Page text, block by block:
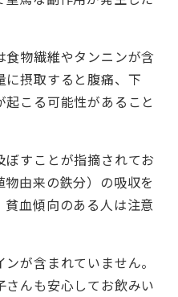
食物繊維やタンニンが含
に摂取すると腹痛、下
こる可能性があること
ぼすことが指摘されてお
由来の鉄分）の吸収を
血傾向のある人は注意
が含まれていません。
んも安心してお飲みい